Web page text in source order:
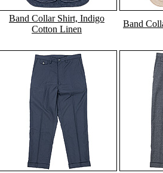
Band Collar Shirt, Indigo
Cotton Linen
Band